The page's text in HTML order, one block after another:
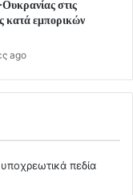
στις
κατά εμπορικών
ago
πεδία